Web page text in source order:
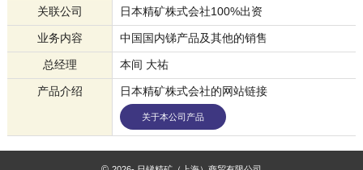
关联公司 日本精矿株式会社100%出资
业务内容 中国国内锑产品及其他的销售
总经理 本间 大祐
产品介绍 日本精矿株式会社的网站链接
关于本公司产品